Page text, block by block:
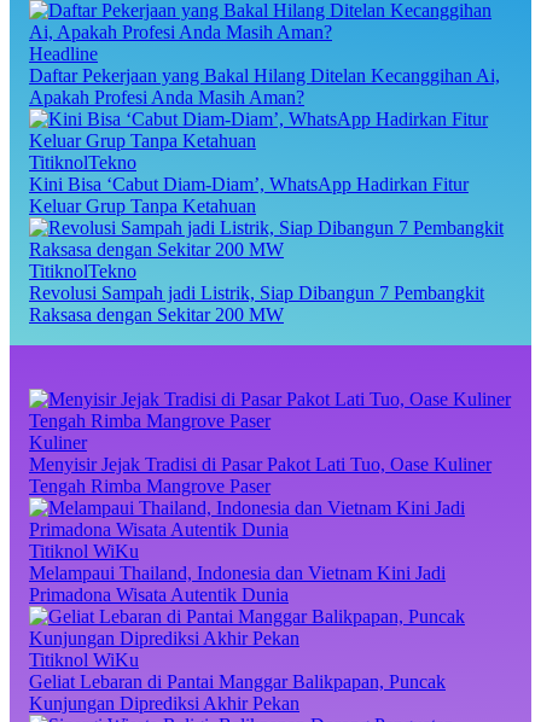
Headline
Daftar Pekerjaan yang Bakal Hilang Ditelan Kecanggihan Ai,
Apakah Profesi Anda Masih Aman?
TitiknolTekno
Kini Bisa ‘Cabut Diam-Diam’, WhatsApp Hadirkan Fitur
Keluar Grup Tanpa Ketahuan
TitiknolTekno
Revolusi Sampah jadi Listrik, Siap Dibangun 7 Pembangkit
Raksasa dengan Sekitar 200 MW
Kuliner
Menyisir Jejak Tradisi di Pasar Pakot Lati Tuo, Oase Kuliner
Tengah Rimba Mangrove Paser
Titiknol WiKu
Melampaui Thailand, Indonesia dan Vietnam Kini Jadi
Primadona Wisata Autentik Dunia
Titiknol WiKu
Geliat Lebaran di Pantai Manggar Balikpapan, Puncak
Kunjungan Diprediksi Akhir Pekan